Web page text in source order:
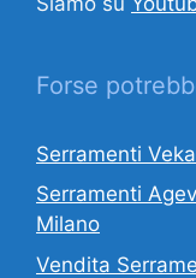
Forse
Serramenti
Serramenti
Milano
Vendita